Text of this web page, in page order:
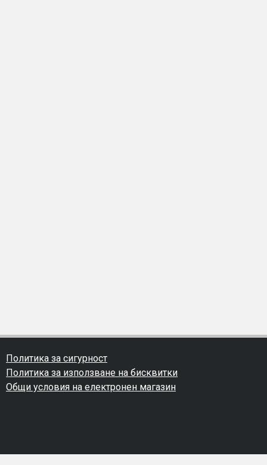
Политика за сигурност
Политика за използване на бисквитки
Общи условия на електронен магазин